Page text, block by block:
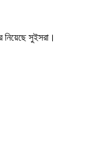
নিয়েছে সুইসরা।